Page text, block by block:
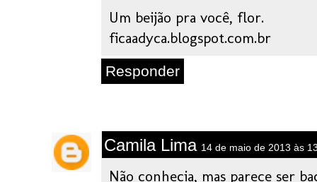
Um beijão pra você, flor.
ficaadyca.blogspot.com.br
Responder
Camila Lima 14 de maio de 2013 às
Não conhecia, mas parece ser